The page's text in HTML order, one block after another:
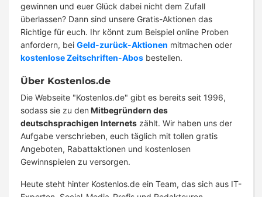
gewinnen und euer Glück dabei nicht dem Zufall
überlassen? Dann sind unsere Gratis-Aktionen das
Richtige für euch. Ihr könnt zum Beispiel online Proben
anfordern, bei Geld-zurück-Aktionen mitmachen oder
kostenlose Zeitschriften-Abos bestellen.
Über Kostenlos.de
Die Webseite "Kostenlos.de" gibt es bereits seit 1996,
sodass sie zu den Mitbegründern des
deutschsprachigen Internets zählt. Wir haben uns der
Aufgabe verschrieben, euch täglich mit tollen gratis
Angeboten, Rabattaktionen und kostenlosen
Gewinnspielen zu versorgen.
Heute steht hinter Kostenlos.de ein Team, das sich aus IT-